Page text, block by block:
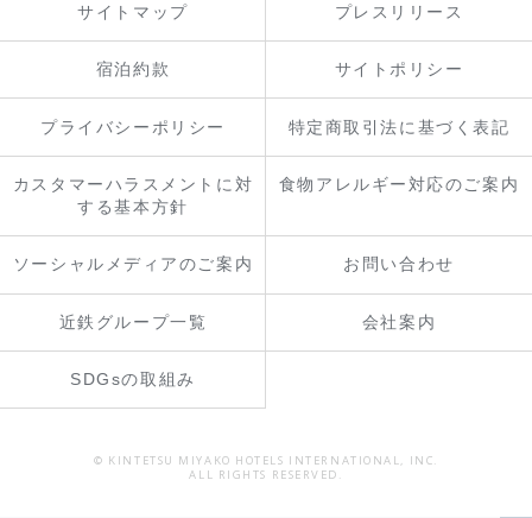
サイトマップ プレスリリース
宿泊約款 サイトポリシー
プライバシーポリシー 特定商取引法に基づく表記
カスタマーハラスメントに対
する基本方針
食物アレルギー対応のご案内
ソーシャルメディアのご案内 お問い合わせ
近鉄グループ一覧 会社案内
SDGsの取組み
© KINTETSU MIYAKO HOTELS INTERNATIONAL, INC.
ALL RIGHTS RESERVED.